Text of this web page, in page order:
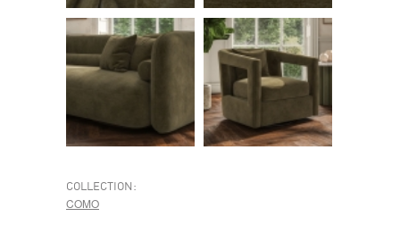
COLLECTION:
COMO